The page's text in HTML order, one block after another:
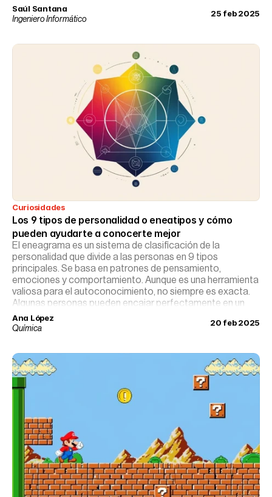
vigente, inspirando a nuevas generaciones de mujeres en
STEM.
Saúl Santana
Ingeniero Informático
25 feb 2025
Curiosidades
Los 9 tipos de personalidad o eneatipos y cómo
pueden ayudarte a conocerte mejor
El eneagrama es un sistema de clasificación de la
personalidad que divide a las personas en 9 tipos
principales. Se basa en patrones de pensamiento,
emociones y comportamiento. Aunque es una herramienta
valiosa para el autoconocimiento, no siempre es exacta.
Algunas personas pueden encajar perfectamente en un
eneatipo, mientras que otras se identifican con varios o no
encuentran uno que los represente al completamente.
Ana López
Química
20 feb 2025